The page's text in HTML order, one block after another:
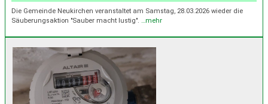
Die Gemeinde Neukirchen veranstaltet am Samstag, 28.03.2026 wieder die
Säuberungsaktion "Sauber macht lustig". …mehr